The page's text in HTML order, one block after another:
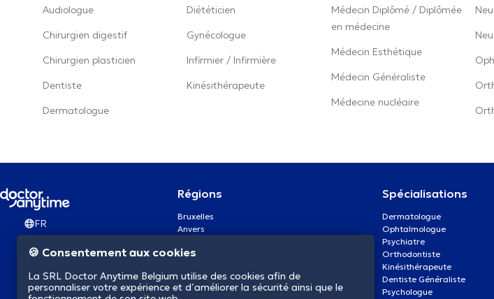
Audiologue
Chirurgien digestif
Chirurgien plasticien
Dentiste
Dermatologue
Diététicien
Gynécologue
Infirmier / Infirmière
Kinésithérapeute
Médecin Diplômé / Diplômée
en médecine
Médecin Esthétique
Médecin Généraliste
Médecine nucléaire
FR
Régions
Bruxelles
Anvers
Charleroi
Bruges
Namur
Spécialisations
Dermatologue
Ophtalmologue
Psychiatre
Orthodontiste
Kinésithérapeute
Dentiste Généraliste
Psychologue
🍪 Consentement aux cookies
La SRL Doctor Anytime Belgium utilise des cookies afin de
personnaliser votre expérience et d’améliorer la sécurité ainsi que le